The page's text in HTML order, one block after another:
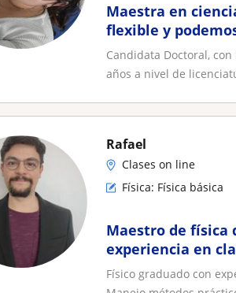
Maestra en
flexible y
importante es
Candidata Doctoral,
años a nivel de
Rafael
Clases on line
Física: Física básica
Maestro de física
experiencia en
Físico graduado con